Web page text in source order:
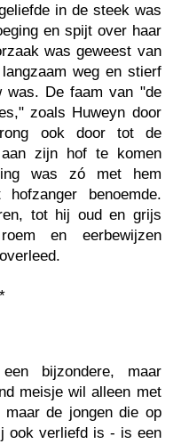
in de steek was
en spijt over haar
was geweest van
weg en stierf
was. De faam van "de
zoals Huweyn door
ook door tot de
zijn hof te komen
was zó met hem
benoemde.
tot hij oud en grijs
en eerbewijzen
bijzondere, maar
meisje wil alleen met
maar de jongen die op
ook verliefd is - is een